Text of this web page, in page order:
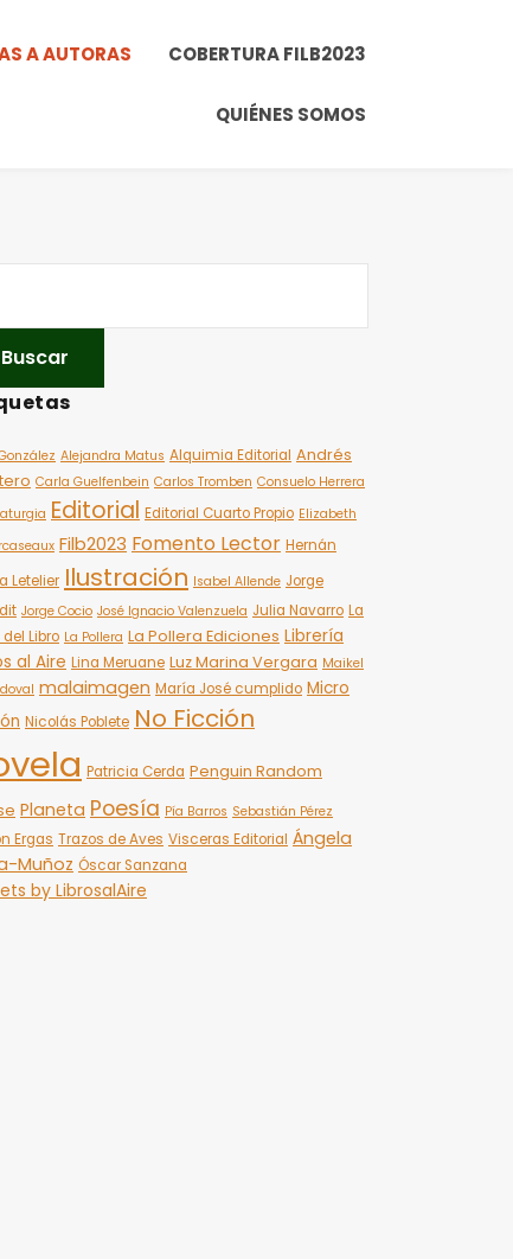
A AUTORAS COBERTURA FILB2023
QUIÉNES SOMOS
Alejandra Matus Alquimia Editorial Andrés
Carla Guelfenbein Carlos Tromben Consuelo Herrera
Editorial Editorial Cuarto Propio Elizabeth
Filb2023 Fomento Lector Hernán
Letelier Ilustración Isabel Allende Jorge
Jorge Cocio José Ignacio Valenzuela Julia Navarro La
Libro La Pollera La Pollera Ediciones Librería
al Aire Lina Meruane Luz Marina Vergara Maikel
malaimagen María José cumplido Micro
Nicolás Poblete No Ficción
Patricia Cerda Penguin Random
Planeta Poesía Pía Barros Sebastián Pérez
Ergas Trazos de Aves Visceras Editorial Ángela
Muñoz Óscar Sanzana
by LibrosalAire